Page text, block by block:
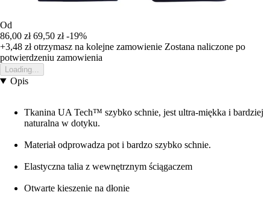
Od
86,00 zł 69,50 zł -19%
+3,48 złotrzymasz na kolejne zamowienie Zostana naliczone po
potwierdzeniu zamowienia
Loading...
Opis
Tkanina UA Tech™ szybko schnie, jest ultra-miękka i bardziej
naturalna w dotyku.
Materiał odprowadza pot i bardzo szybko schnie.
Elastyczna talia z wewnętrznym ściągaczem
Otwarte kieszenie na dłonie